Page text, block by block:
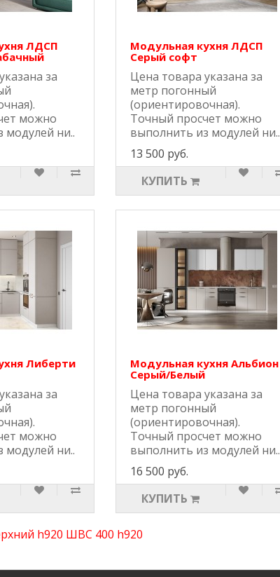
ЛДСП
за
можно
модулей ни..
Модульная кухня ЛДСП
Серый софт
Цена товара указана за
метр погонный
(ориентировочная).
Точный просчет можно
выполнить из модулей ни..
13 500 руб.
КУПИТЬ
Либерти
за
можно
модулей ни..
Модульная кухня Альбион
Серый/Белый
Цена товара указана за
метр погонный
(ориентировочная).
Точный просчет можно
выполнить из модулей ни..
16 500 руб.
КУПИТЬ
h920 ШВС 400 h920